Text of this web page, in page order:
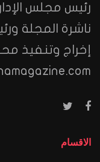
رئيس مجلس
ناشرة المجلة
إخراج وتنفيذ
الاقسام